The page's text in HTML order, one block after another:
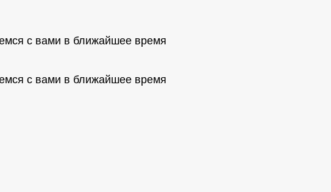
с вами в ближайшее время
с вами в ближайшее время